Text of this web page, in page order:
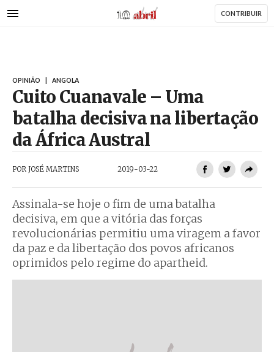
para
AbrilAbril CONTRIBUIR
OPINIÃO ANGOLA
Cuito Cuanavale – Uma
batalha decisiva na libertação
da África Austral
POR JOSÉ MARTINS 2019-03-22
Assinala-se hoje o fim de uma batalha
decisiva, em que a vitória das forças
revolucionárias permitiu uma viragem a favor
da paz e da libertação dos povos africanos
oprimidos pelo regime do apartheid.